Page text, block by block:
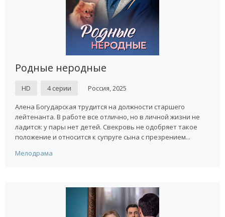
Родные неродные
HD 4 серии Россия, 2025
Алена Богударская трудится на должности старшего
лейтенанта. В работе все отлично, но в личной жизни не
ладится: у пары нет детей. Свекровь не одобряет такое
положение и относится к супруге сына с презрением...
Мелодрама